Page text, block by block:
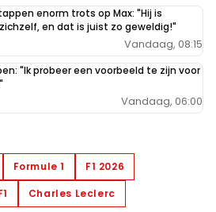
enorm trots op Max: "Hij is
en dat is juist zo geweldig!"
Vandaag, 08:15
"Ik probeer een voorbeeld te zijn voor
Vandaag, 06:00
Formule 1
F1 2026
Charles Leclerc